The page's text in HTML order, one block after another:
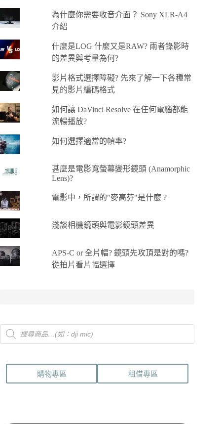
為什麼你需要收音介面？ Sony XLR-A4
介紹
什麼是LOG 什麼又是RAW? 兩者錄影時
的差異與考量為何?
影片格式選擇障礙? 先來了解一下各種常
見的影片編碼格式
如何讓 DaVinci Resolve 在任何電腦都能
流暢播放?
如何選擇適當的幀率?
甚麼是電影寬螢幕變形鏡頭 (Anamorphic
Lens)?
電影中，所謂的"麥高芬"是什麼 ?
淺談相機鏡頭與電影鏡頭差異
APS-C or 全片幅? 鏡頭先攻頂是對的嗎?
從拍片看片幅選擇
Products
search
購物專區 租借專區